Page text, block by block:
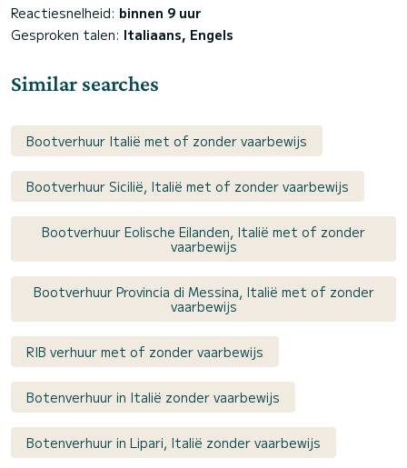
Reactiesnelheid: binnen 9 uur
Gesproken talen: Italiaans, Engels
Similar searches
Bootverhuur Italië met of zonder vaarbewijs
Bootverhuur Sicilië, Italië met of zonder vaarbewijs
Bootverhuur Eolische Eilanden, Italië met of zonder
vaarbewijs
Bootverhuur Provincia di Messina, Italië met of zonder
vaarbewijs
RIB verhuur met of zonder vaarbewijs
Botenverhuur in Italië zonder vaarbewijs
Botenverhuur in Lipari, Italië zonder vaarbewijs